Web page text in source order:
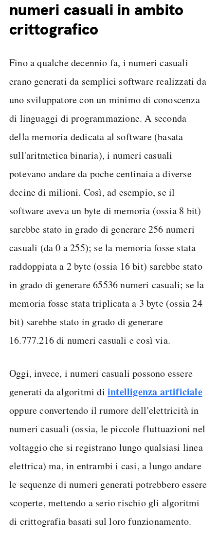
numeri casuali in ambito
crittografico
Fino a qualche decennio fa, i numeri casuali
erano generati da semplici software realizzati da
uno sviluppatore con un minimo di conoscenza
di linguaggi di programmazione. A seconda
della memoria dedicata al software (basata
sull'aritmetica binaria), i numeri casuali
potevano andare da poche centinaia a diverse
decine di milioni. Così, ad esempio, se il
software aveva un byte di memoria (ossia 8 bit)
sarebbe stato in grado di generare 256 numeri
casuali (da 0 a 255); se la memoria fosse stata
raddoppiata a 2 byte (ossia 16 bit) sarebbe stato
in grado di generare 65536 numeri casuali; se la
memoria fosse stata triplicata a 3 byte (ossia 24
bit) sarebbe stato in grado di generare
16.777.216 di numeri casuali e così via.
Oggi, invece, i numeri casuali possono essere
generati da algoritmi di intelligenza artificiale
oppure convertendo il rumore dell'elettricità in
numeri casuali (ossia, le piccole fluttuazioni nel
voltaggio che si registrano lungo qualsiasi linea
elettrica) ma, in entrambi i casi, a lungo andare
le sequenze di numeri generati potrebbero essere
scoperte, mettendo a serio rischio gli algoritmi
di crittografia basati sul loro funzionamento.